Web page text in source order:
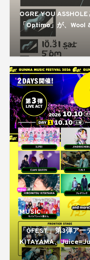
OGRE YOU
「Optimo」が、
MUSIC
「GFEST.」第3弾ア
KITAYAMA、